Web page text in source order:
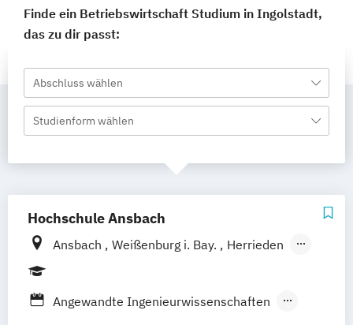
Finde ein Betriebswirtschaft Studium in Ingolstadt,
das zu dir passt:
Abschluss wählen
Studienform wählen
Hochschule Ansbach
Ansbach Weißenburg i. Bay.
Herrieden
Angewandte Ingenieurwissenschaften